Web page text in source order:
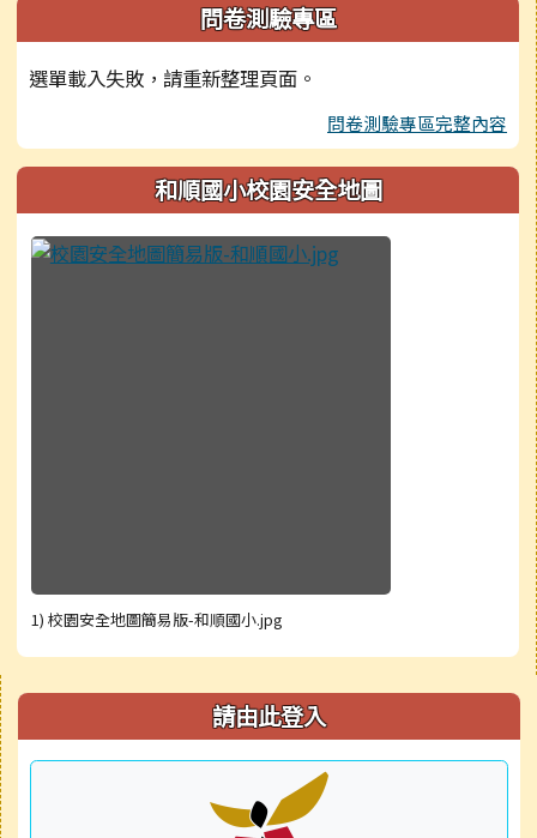
問卷測驗專區
選單載入失敗，請重新整理頁面。
問卷測驗專區完整內容
和順國小校園安全地圖
1) 校園安全地圖簡易版-和順國小.jpg
右邊區域內容 請由此登入